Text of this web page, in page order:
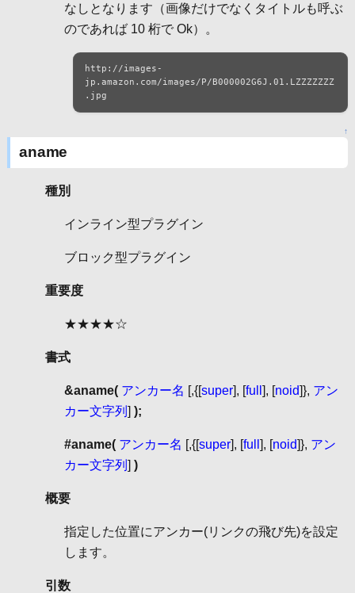
なしとなります（画像だけでなくタイトルも呼ぶ
のであれば 10 桁で Ok）。
http://images-
jp.amazon.com/images/P/B000002G6J.01.LZZZZZZZ
.jpg
↑
aname
種別
インライン型プラグイン
ブロック型プラグイン
重要度
★★★★☆
書式
&aname( アンカー名 [,{[super], [full ], [noid]}, アン
カー文字列 ] );
#aname( アンカー名 [,{[super], [full ], [noid]}, アン
カー文字列 ] )
概要
指定した位置にアンカー(リンクの飛び先)を設定
します。
引数